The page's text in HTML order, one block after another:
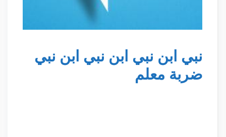
نبي ابن نبي ابن نبي ابن نبي
ضربة معلم